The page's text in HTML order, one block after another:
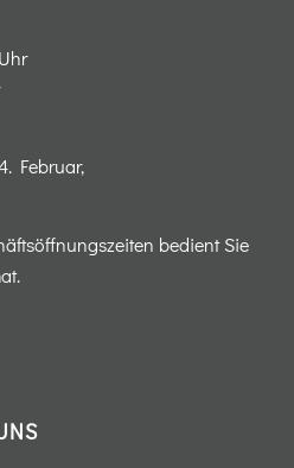
Februar,
bedient Sie